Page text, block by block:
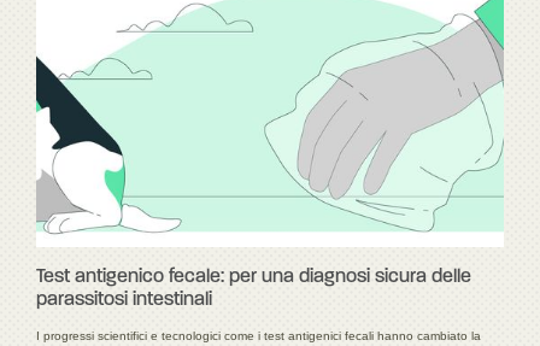
Test antigenico fecale: per una diagnosi sicura delle
parassitosi intestinali
I progressi scientifici e tecnologici come i test antigenici fecali hanno cambiato la